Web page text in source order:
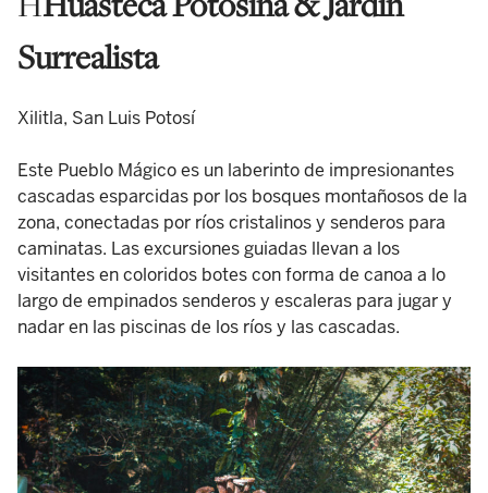
Surrealista
Xilitla, San Luis Potosí
Este Pueblo Mágico es un laberinto de impresionantes
cascadas esparcidas por los bosques montañosos de la
zona, conectadas por ríos cristalinos y senderos para
caminatas. Las excursiones guiadas llevan a los
visitantes en coloridos botes con forma de canoa a lo
largo de empinados senderos y escaleras para jugar y
nadar en las piscinas de los ríos y las cascadas.